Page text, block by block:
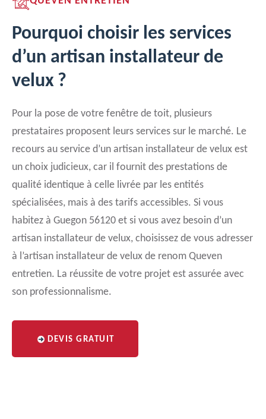
Pourquoi choisir les services
d’un artisan installateur de
velux ?
Pour la pose de votre fenêtre de toit, plusieurs
prestataires proposent leurs services sur le marché. Le
recours au service d’un artisan installateur de velux est
un choix judicieux, car il fournit des prestations de
qualité identique à celle livrée par les entités
spécialisées, mais à des tarifs accessibles. Si vous
habitez à Guegon 56120 et si vous avez besoin d’un
artisan installateur de velux, choisissez de vous adresser
à l’artisan installateur de velux de renom Queven
entretien. La réussite de votre projet est assurée avec
son professionnalisme.
DEVIS GRATUIT